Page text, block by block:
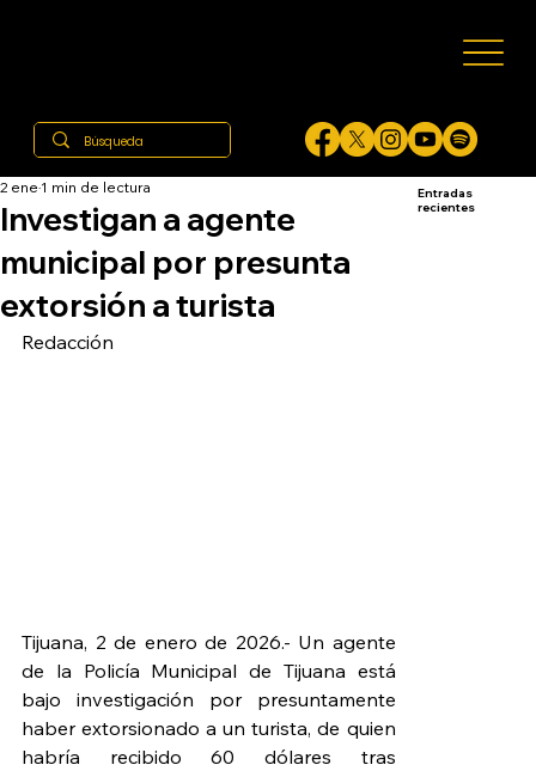
Investigan a agente
municipal por presunta
extorsión a turista
2 ene 1 min de lectura
Redacción
Tijuana, 2 de enero de 2026.- Un agente
de la Policía Municipal de Tijuana está
bajo investigación por presuntamente
haber extorsionado a un turista, de quien
habría recibido 60 dólares tras
Entradas
recientes